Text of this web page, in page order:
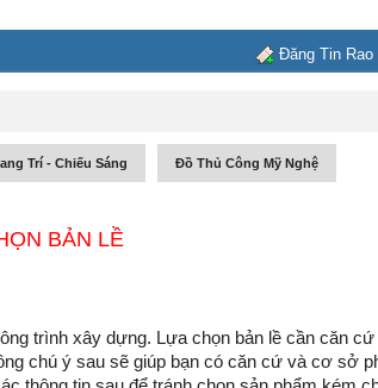
Đăng Tin Rao
Trí - Chiếu Sáng Đồ Thủ Công Mỹ Nghệ
BẢN LỀ
trình xây dựng. Lựa chọn bản lề cần căn cứ
chú ý sau sẽ giúp bạn có căn cứ và cơ sở